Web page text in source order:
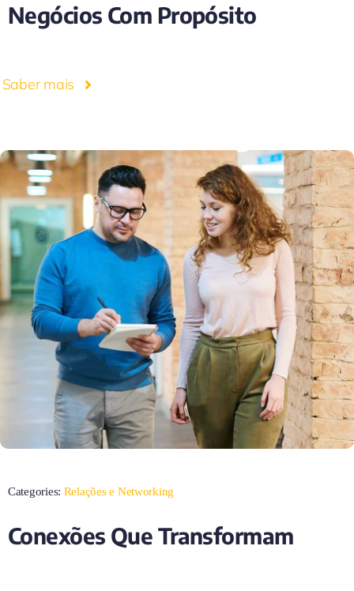
Negócios Com Propósito
Saber mais
Categories: Relações e Networking
Conexões Que Transformam